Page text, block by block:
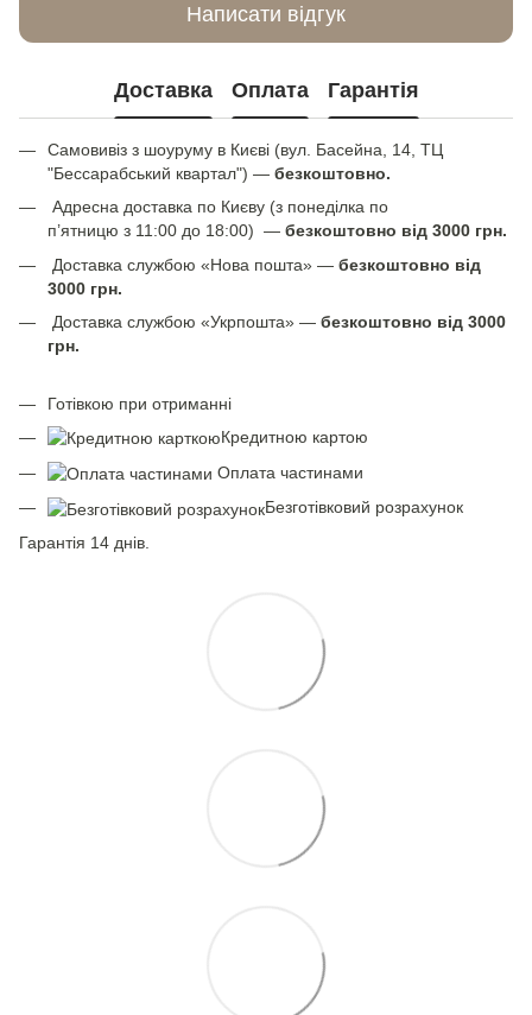
Написати відгук
Доставка Оплата Гарантія
Самовивіз з шоуруму в Києві (вул. Басейна, 14, ТЦ
"Бессарабський квартал") — безкоштовно.
Адресна доставка по Києву (з понеділка по
п’ятницю з 11:00 до 18:00) — безкоштовно від 3000 грн.
Доставка службою «Нова пошта» — безкоштовно від
3000 грн.
Доставка службою «Укрпошта» — безкоштовно від 3000
грн.
Готівкою при отриманні
Кредитною картою
Оплата частинами
Безготівковий розрахунок
Гарантія 14 днів.